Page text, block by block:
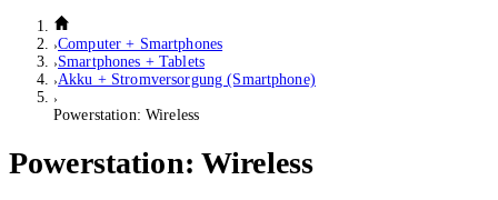
Computer + Smartphones
Smartphones + Tablets
Akku + Stromversorgung (Smartphone)
Powerstation: Wireless
Powerstation: Wireless